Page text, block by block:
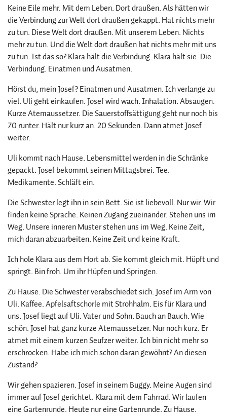
Keine Eile mehr. Mit dem Leben. Dort draußen. Als hätten wir
die Verbindung zur Welt dort draußen gekappt. Hat nichts mehr
zu tun. Diese Welt dort draußen. Mit unserem Leben. Nichts
mehr zu tun. Und die Welt dort draußen hat nichts mehr mit uns
zu tun. Ist das so? Klara hält die Verbindung. Klara hält sie. Die
Verbindung. Einatmen und Ausatmen.
Hörst du, mein Josef? Einatmen und Ausatmen. Ich verlange zu
viel. Uli geht einkaufen. Josef wird wach. Inhalation. Absaugen.
Kurze Atemaussetzer. Die Sauerstoffsättigung geht nur noch bis
70 runter. Hält nur kurz an. 20 Sekunden. Dann atmet Josef
weiter.
Uli kommt nach Hause. Lebensmittel werden in die Schränke
gepackt. Josef bekommt seinen Mittagsbrei. Tee.
Medikamente. Schläft ein.
Die Schwester legt ihn in sein Bett. Sie ist liebevoll. Nur wir. Wir
finden keine Sprache. Keinen Zugang zueinander. Stehen uns im
Weg. Unsere inneren Muster stehen uns im Weg. Keine Zeit,
mich daran abzuarbeiten. Keine Zeit und keine Kraft.
Ich hole Klara aus dem Hort ab. Sie kommt gleich mit. Hüpft und
springt. Bin froh. Um ihr Hüpfen und Springen.
Zu Hause. Die Schwester verabschiedet sich. Josef im Arm von
Uli. Kaffee. Apfelsaftschorle mit Strohhalm. Eis für Klara und
uns. Josef liegt auf Uli. Vater und Sohn. Bauch an Bauch. Wie
schön. Josef hat ganz kurze Atemaussetzer. Nur noch kurz. Er
atmet mit einem kurzen Seufzer weiter. Ich bin nicht mehr so
erschrocken. Habe ich mich schon daran gewöhnt? An diesen
Zustand?
Wir gehen spazieren. Josef in seinem Buggy. Meine Augen sind
immer auf Josef gerichtet. Klara mit dem Fahrrad. Wir laufen
eine Gartenrunde. Heute nur eine Gartenrunde. Zu Hause.